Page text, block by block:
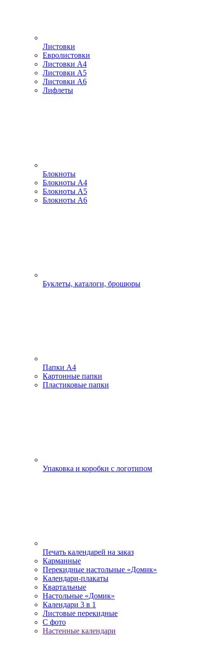
Листовки
Евролистовки
Листовки А4
Листовки А5
Листовки А6
Лифлеты
Блокноты
Блокноты А4
Блокноты А5
Блокноты А6
Буклеты, каталоги, брошюры
Папки А4
Картонные папки
Пластиковые папки
Упаковка и коробки с логотипом
Печать календарей на заказ
Карманные
Перекидные настольные «Домик»
Календари-плакаты
Квартальные
Настольные «Домик»
Календари 3 в 1
Листовые перекидные
С фото
Настенные календари